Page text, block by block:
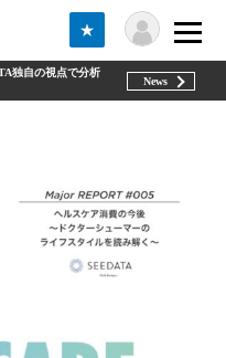
★
独自の視点で分析
News